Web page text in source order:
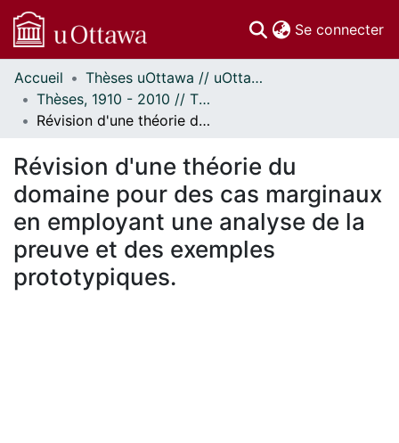
Se connecter
Communautés
et collections
Parcourir
À propos
Accueil
Thèses uOttawa // uOttawa Theses
Thèses, 1910 - 2010 // Theses, 1910 - 2010
Révision d'une théorie du domaine pour des cas marginaux en employant une analyse de la preuve et des exemples prototypiques.
Révision d'une théorie du
domaine pour des cas marginaux
en employant une analyse de la
preuve et des exemples
prototypiques.